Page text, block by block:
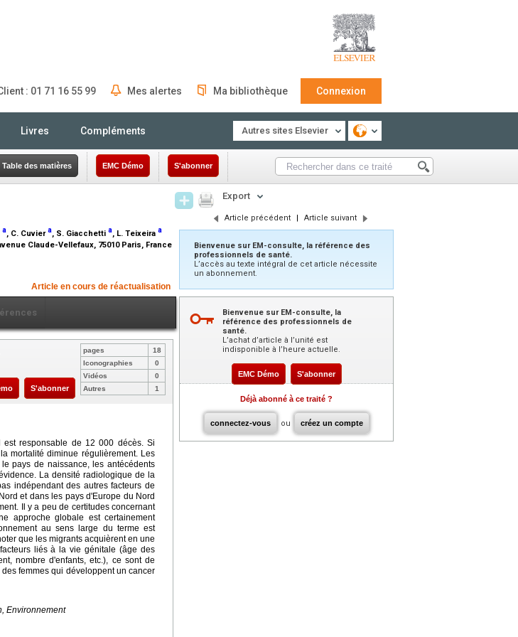
: 01 71 16 55 99 Mes alertes Ma bibliothèque Connexion
Livres Compléments Autres sites Elsevier
Table des matières EMC Démo S'abonner
a, C. Cuviera, S. Giacchetti a, L. Teixeira a
Claude-Vellefaux, 75010 Paris, France
Article en cours de réactualisation
S'abonner
pages
18
Iconographies
0
Vidéos
0
Autres
1
responsable de 12 000 décès. Si
mortalité diminue régulièrement. Les
pays de naissance, les antécédents
La densité radiologique de la
indépendant des autres facteurs de
et dans les pays d'Europe du Nord
Il y a peu de certitudes concernant
approche globale est certainement
au sens large du terme est
que les migrants acquièrent en une
liés à la vie génitale (âge des
nombre d'enfants, etc.), ce sont de
femmes qui développent un cancer
Environnement
Export
Article précédent | Article suivant
Bienvenue sur EM-consulte, la référence des
professionnels de santé.
L’accès au texte intégral de cet article nécessite
un abonnement.
Bienvenue sur EM-consulte, la
référence des professionnels de
santé.
L’achat d’article à l’unité est
indisponible à l’heure actuelle.
EMC Démo S'abonner
Déjà abonné à ce traité ?
connectez-vous ou créez un compte